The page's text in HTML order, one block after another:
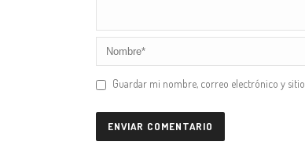
Guardar mi nombre, correo electrónico y